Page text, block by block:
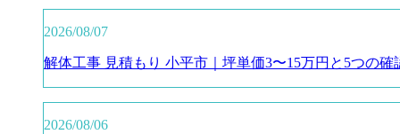
2026/08/07
解体工事 見積もり 小平市｜坪単価3〜15万円と5つの確
2026/08/06